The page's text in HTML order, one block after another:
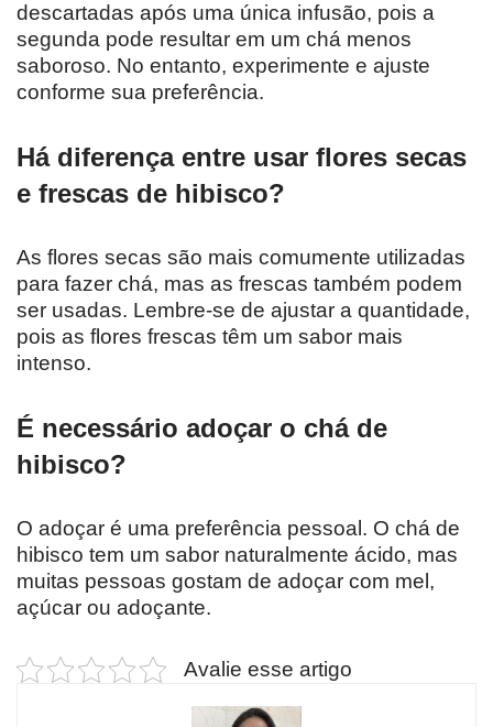
descartadas após uma única infusão, pois a
segunda pode resultar em um chá menos
saboroso. No entanto, experimente e ajuste
conforme sua preferência.
Há diferença entre usar flores secas
e frescas de hibisco?
As flores secas são mais comumente utilizadas
para fazer chá, mas as frescas também podem
ser usadas. Lembre-se de ajustar a quantidade,
pois as flores frescas têm um sabor mais
intenso.
É necessário adoçar o chá de
hibisco?
O adoçar é uma preferência pessoal. O chá de
hibisco tem um sabor naturalmente ácido, mas
muitas pessoas gostam de adoçar com mel,
açúcar ou adoçante.
Avalie esse artigo